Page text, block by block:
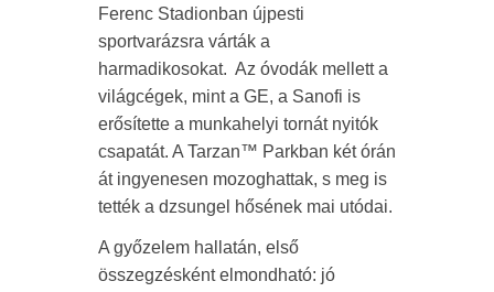
Ferenc Stadionban újpesti
sportvarázsra várták a
harmadikosokat. Az óvodák mellett a
világcégek, mint a GE, a Sanofi is
erősítette a munkahelyi tornát nyitók
csapatát. A Tarzan™ Parkban két órán
át ingyenesen mozoghattak, s meg is
tették a dzsungel hősének mai utódai.
A győzelem hallatán, első
összegzésként elmondható: jó